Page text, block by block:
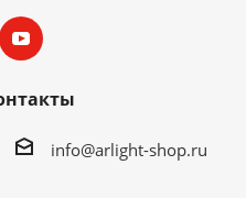
info@arlight-shop.ru